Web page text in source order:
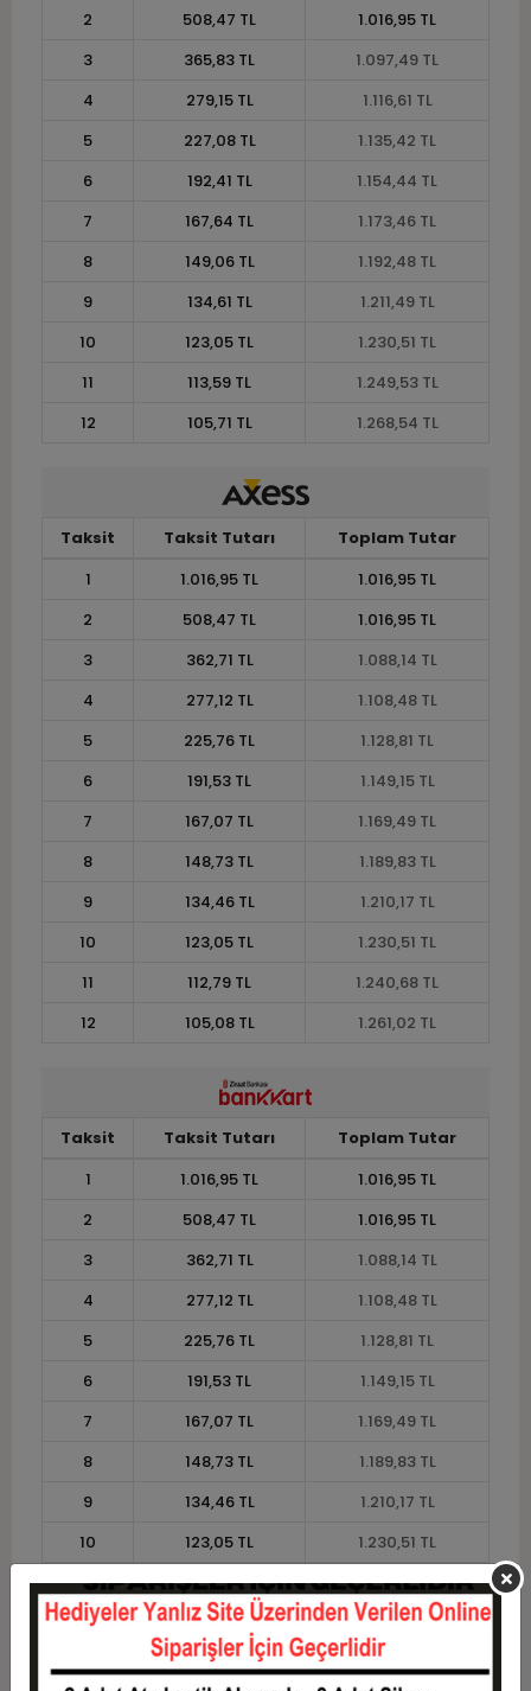
2 508,47 TL
1.016,95 TL
3
365,83 TL
1.097,49 TL
4
279,15 TL
1.116,61 TL
5
227,08 TL
1.135,42 TL
6
192,41 TL
1.154,44 TL
7
167,64 TL
1.173,46 TL
8
149,06 TL
1.192,48 TL
9
134,61 TL
1.211,49 TL
10
123,05 TL
1.230,51 TL
11
113,59 TL
1.249,53 TL
12
105,71 TL 1.268,54 TL
Taksit Taksit Tutarı
Toplam Tutar
1
1.016,95 TL
1.016,95 TL
2
508,47 TL
1.016,95 TL
3
362,71 TL
1.088,14 TL
4
277,12 TL
1.108,48 TL
5
225,76 TL
1.128,81 TL
6
191,53 TL
1.149,15 TL
7
167,07 TL
1.169,49 TL
8
148,73 TL
1.189,83 TL
9
134,46 TL
1.210,17 TL
10
123,05 TL
1.230,51 TL
11
112,79 TL
1.240,68 TL
12
105,08 TL 1.261,02 TL
Taksit Taksit Tutarı
Toplam Tutar
1
1.016,95 TL
1.016,95 TL
2
508,47 TL
1.016,95 TL
3
362,71 TL
1.088,14 TL
4
277,12 TL
1.108,48 TL
5
225,76 TL
1.128,81 TL
6
191,53 TL
1.149,15 TL
7
167,07 TL
1.169,49 TL
8
148,73 TL
1.189,83 TL
9
134,46 TL
1.210,17 TL
10
123,05 TL
1.230,51 TL
11
112,79 TL
1.240,68 TL
12
105,08 TL 1.261,02 TL